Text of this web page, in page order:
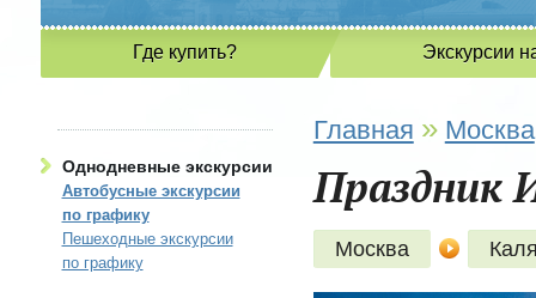
Где купить? Экскурсии
Однодневные экскурсии
Автобусные экскурсии
по графику
Пешеходные экскурсии
по графику
Главная » Москва
Праздник
Москва